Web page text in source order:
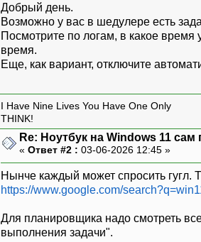
Добрый день.
Возможно у вас в шедулере есть
Посмотрите по логам, в какое время
время.
Еще, как вариант, отключите
I Have Nine Lives You Have One Only
THINK!
Re: Ноутбук на Windows 11
« Ответ #2 : 03-06-2026 12:45 »
Нынче каждый может спросить
https://www.google.com/
Для планировщика надо смотреть
выполнения задачи".